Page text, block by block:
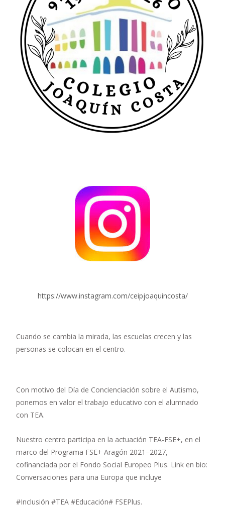
https://www.instagram.com/ceipjoaquincosta/
Cuando se cambia la mirada, las escuelas crecen y las
personas se colocan en el centro.
Con motivo del Día de Concienciación sobre el Autismo,
ponemos en valor el trabajo educativo con el alumnado
con TEA.
Nuestro centro participa en la actuación TEA-FSE+, en el
marco del Programa FSE+ Aragón 2021–2027,
cofinanciada por el Fondo Social Europeo Plus. Link en bio:
Conversaciones para una Europa que incluye
#Inclusión #TEA #Educación# FSEPlus.